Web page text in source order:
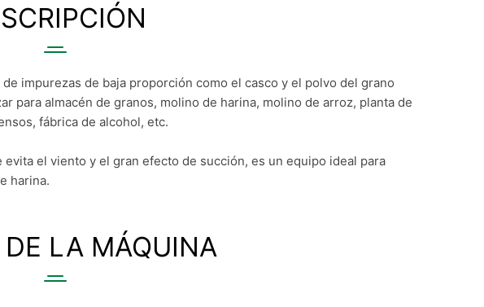
impurezas de baja proporción como el casco y el polvo del grano
para almacén de granos, molino de harina, molino de arroz, planta de
fábrica de alcohol, etc.
el viento y el gran efecto de succión, es un equipo ideal para
harina.
LA MÁQUINA